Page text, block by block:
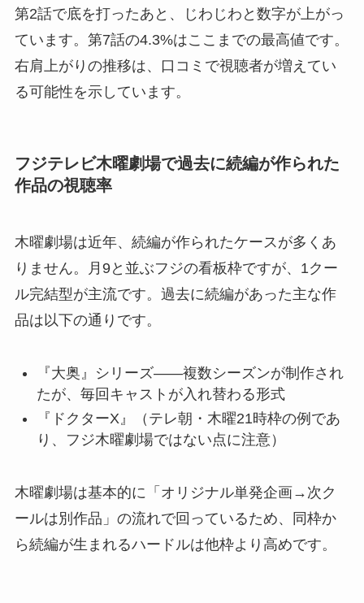
第2話で底を打ったあと、じわじわと数字が上がっ
ています。第7話の4.3%はここまでの最高値です。
右肩上がりの推移は、口コミで視聴者が増えてい
る可能性を示しています。
フジテレビ木曜劇場で過去に続編が作られた
作品の視聴率
木曜劇場は近年、続編が作られたケースが多くあ
りません。月9と並ぶフジの看板枠ですが、1クー
ル完結型が主流です。過去に続編があった主な作
品は以下の通りです。
『大奥』シリーズ——複数シーズンが制作され
たが、毎回キャストが入れ替わる形式
『ドクターX』（テレ朝・木曜21時枠の例であ
り、フジ木曜劇場ではない点に注意）
木曜劇場は基本的に「オリジナル単発企画→次ク
ールは別作品」の流れで回っているため、同枠か
ら続編が生まれるハードルは他枠より高めです。